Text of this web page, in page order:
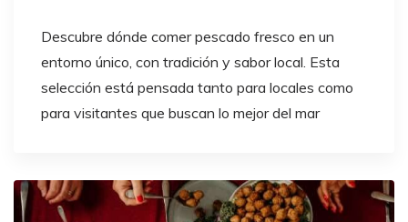
Descubre dónde comer pescado fresco en un
entorno único, con tradición y sabor local. Esta
selección está pensada tanto para locales como
para visitantes que buscan lo mejor del mar